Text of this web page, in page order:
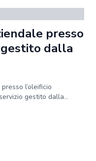
presso
gestito dalla
l’oleificio
gestito dalla...